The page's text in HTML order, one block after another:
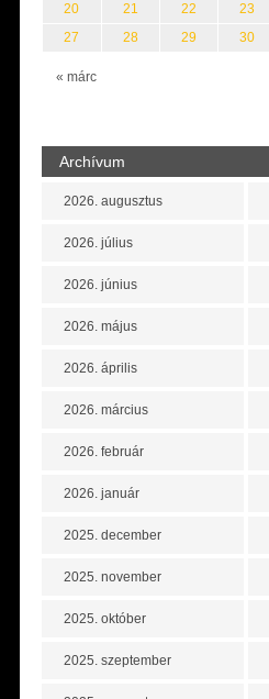
« márc
20
21 22 23
27
28 29 30
Archívum
2026. augusztus
2026. július
2026. június
2026. május
2026. április
2026. március
2026. február
2026. január
2025. december
2025. november
2025. október
2025. szeptember